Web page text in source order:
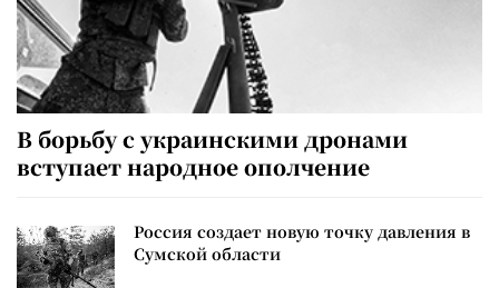
В борьбу с украинскими дронами
вступает народное ополчение
Россия создает новую точку давления в
Сумской области